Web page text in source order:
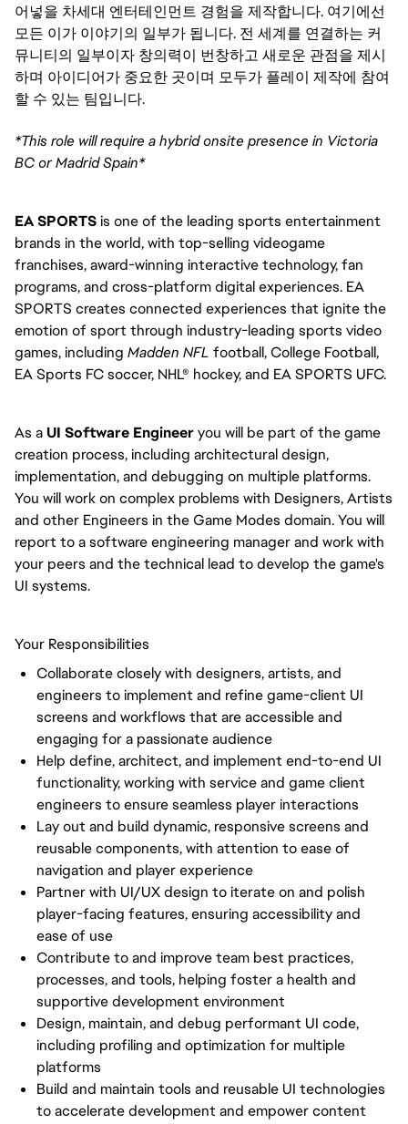
어넣을 차세대 엔터테인먼트 경험을 제작합니다. 여기에선
모든 이가 이야기의 일부가 됩니다. 전 세계를 연결하는 커
뮤니티의 일부이자 창의력이 번창하고 새로운 관점을 제시
하며 아이디어가 중요한 곳이며 모두가 플레이 제작에 참여
할 수 있는 팀입니다.
*This role will require a hybrid onsite presence in Victoria
BC or Madrid Spain*
EA SPORTSis one of the leading sports entertainment
brands in the world, with top-selling videogame
franchises, award-winning interactive technology, fan
programs, and cross-platform digital experiences. EA
SPORTS creates connected experiences that ignite the
emotion of sport through industry-leading sports video
games, including Madden NFL football, College Football,
EA Sports FC soccer, NHL® hockey, and EA SPORTS UFC.
As a UI Software Engineeryou will be part of the game
creation process, including architectural design,
implementation, and debugging on multiple platforms.
You will work on complex problems with Designers, Artists
and other Engineers in the Game Modes domain. You will
report to a software engineering manager and work with
your peers and the technical lead to develop the game's
UI systems.
Your Responsibilities
Collaborate closely with designers, artists, and
engineers to implement and refine game-client UI
screens and workflows that are accessible and
engaging for a passionate audience
Help define, architect, and implement end-to-end UI
functionality, working with service and game client
engineers to ensure seamless player interactions
Lay out and build dynamic, responsive screens and
reusable components, with attention to ease of
navigation and player experience
Partner with UI/UX design to iterate on and polish
player-facing features, ensuring accessibility and
ease of use
Contribute to and improve team best practices,
processes, and tools, helping foster a health and
supportive development environment
Design, maintain, and debug performant UI code,
including profiling and optimization for multiple
platforms
Build and maintain tools and reusable UI technologies
to accelerate development and empower content